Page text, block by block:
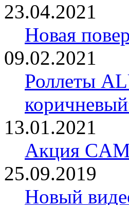
23.04.2021
Новая
09.02.2021
Роллеты
13.01.2021
Акция
25.09.2019
Новый